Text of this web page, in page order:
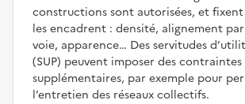
constructions sont autorisées, et fixent
les encadrent : densité, alignement
voie, apparence… Des servitudes
(SUP) peuvent imposer des contraintes
supplémentaires, par exemple pour
l’entretien des réseaux collectifs.